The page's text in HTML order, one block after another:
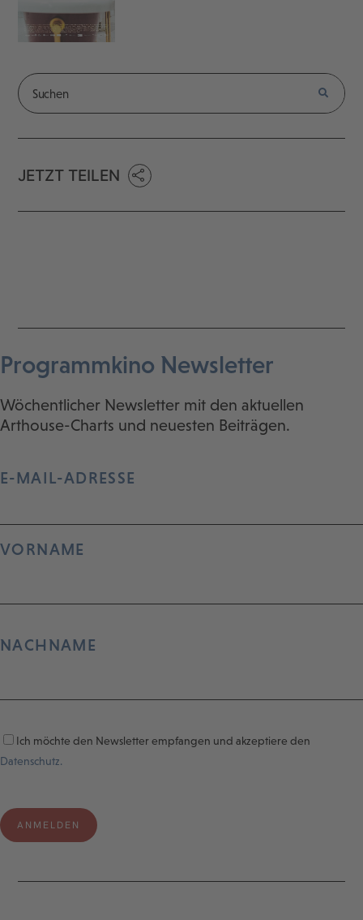
JETZT TEILEN
Programmkino Newsletter
Wöchentlicher Newsletter mit den aktuellen
Arthouse-Charts und neuesten Beiträgen.
E-MAIL-ADRESSE
VORNAME
NACHNAME
Ich möchte den Newsletter empfangen und akzeptiere den
Datenschutz.